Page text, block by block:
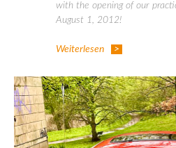
with the opening of our
August 1, 2012!
Weiterlesen